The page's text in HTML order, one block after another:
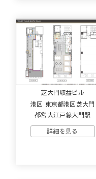
芝大門収益ビル
港区 東京都港区芝大門
都営大江戸線大門駅